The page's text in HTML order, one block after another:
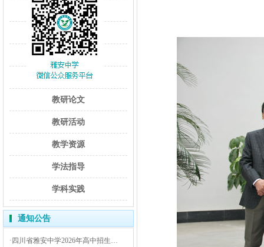
学科快讯
名师介绍
成果展示
课程建设
教研论文
教研活动
教学资源
学法指导
学科实践
通知公告
·四川省雅安中学2026年高中招生…